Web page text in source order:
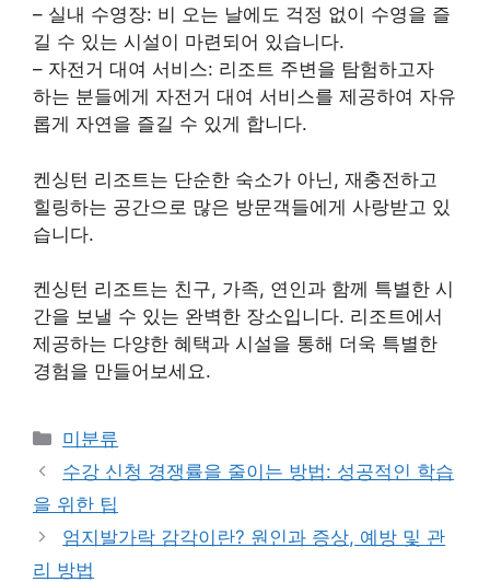
– 실내 수영장: 비 오는 날에도 걱정 없이 수영을 즐
길 수 있는 시설이 마련되어 있습니다.
– 자전거 대여 서비스: 리조트 주변을 탐험하고자
하는 분들에게 자전거 대여 서비스를 제공하여 자유
롭게 자연을 즐길 수 있게 합니다.
켄싱턴 리조트는 단순한 숙소가 아닌, 재충전하고
힐링하는 공간으로 많은 방문객들에게 사랑받고 있
습니다.
켄싱턴 리조트는 친구, 가족, 연인과 함께 특별한 시
간을 보낼 수 있는 완벽한 장소입니다. 리조트에서
제공하는 다양한 혜택과 시설을 통해 더욱 특별한
경험을 만들어보세요.
Categories
미분류
수강 신청 경쟁률을 줄이는 방법: 성공적인 학습
을 위한 팁
엄지발가락 감각이란? 원인과 증상, 예방 및 관
리 방법